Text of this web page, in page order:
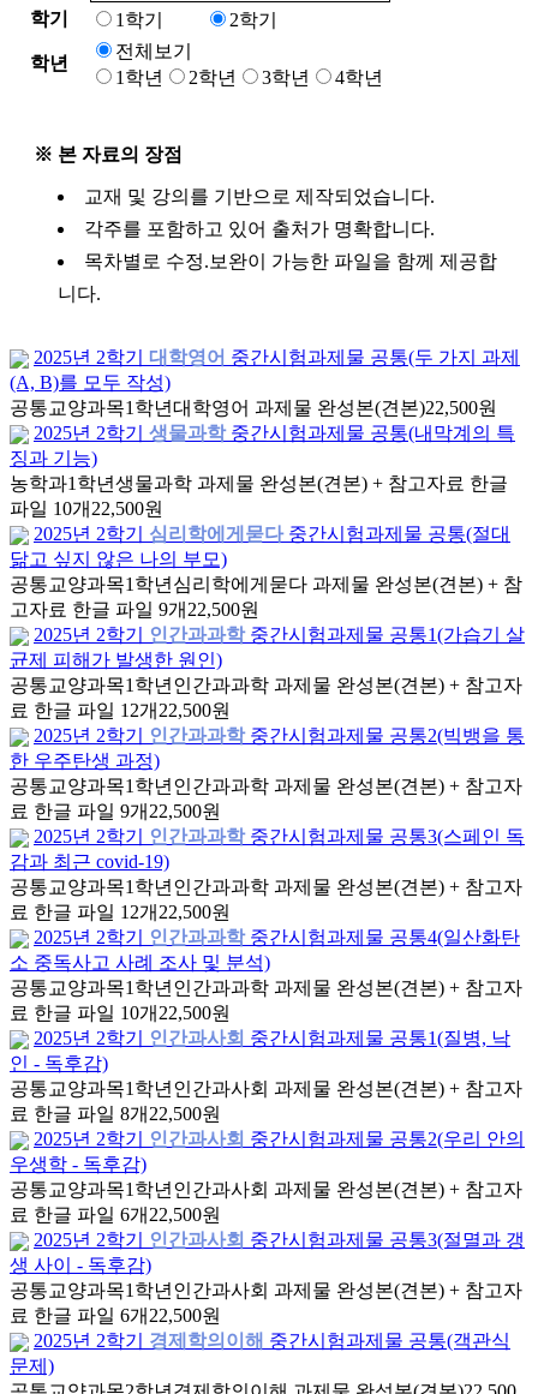
학기
1학기 2학기
학년
전체보기
1학년
2학년 3학년 4학년
※ 본 자료의 장점
교재 및 강의를 기반으로 제작되었습니다.
각주를 포함하고 있어 출처가 명확합니다.
목차별로 수정.보완이 가능한 파일을 함께 제공합
니다.
2025년 2학기 대학영어 중간시험과제물 공통(두 가지 과제
(A, B)를 모두 작성)
공통교양과목1학년대학영어 과제물 완성본(견본)22,500원
2025년 2학기
생물과학 중간시험과제물 공통(내막계의 특
징과 기능)
농학과1학년생물과학 과제물 완성본(견본) + 참고자료 한글
파일 10개 22,500원
2025년 2학기
심리학에게묻다 중간시험과제물 공통(절대
닮고 싶지 않은 나의 부모)
공통교양과목1학년 심리학에게묻다 과제물 완성본(견본) + 참
고자료 한글 파일 9개 22,500원
2025년 2학기
인간과과학 중간시험과제물 공통1(가습기 살
균제 피해가 발생한 원인)
공통교양과목1학년 인간과과학 과제물 완성본(견본) + 참고자
료 한글 파일 12개 22,500원
2025년 2학기
인간과과학 중간시험과제물 공통2(빅뱅을 통
한 우주탄생 과정)
공통교양과목1학년 인간과과학 과제물 완성본(견본) + 참고자
료 한글 파일 9개 22,500원
2025년 2학기
인간과과학 중간시험과제물 공통3(스페인 독
감과 최근 covid-19)
공통교양과목1학년 인간과과학 과제물 완성본(견본) + 참고자
료 한글 파일 12개 22,500원
2025년 2학기
인간과과학 중간시험과제물 공통4(일산화탄
소 중독사고 사례 조사 및 분석)
공통교양과목1학년 인간과과학 과제물 완성본(견본) + 참고자
료 한글 파일 10개 22,500원
2025년 2학기
인간과사회 중간시험과제물 공통1(질병, 낙
인 - 독후감)
공통교양과목1학년 인간과사회 과제물 완성본(견본) + 참고자
료 한글 파일 8개 22,500원
2025년 2학기
인간과사회 중간시험과제물 공통2(우리 안의
우생학 - 독후감)
공통교양과목1학년 인간과사회 과제물 완성본(견본) + 참고자
료 한글 파일 6개 22,500원
2025년 2학기
인간과사회 중간시험과제물 공통3(절멸과 갱
생 사이 - 독후감)
공통교양과목1학년 인간과사회 과제물 완성본(견본) + 참고자
료 한글 파일 6개 22,500원
2025년 2학기
경제학의이해 중간시험과제물 공통(객관식
문제)